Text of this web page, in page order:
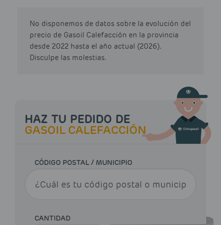
No disponemos de datos sobre la evolución del
precio de Gasoil Calefacción en la provincia
desde 2022 hasta el año actual (2026).
Disculpe las molestias.
HAZ TU PEDIDO DE
GASOIL CALEFACCIÓN
CÓDIGO POSTAL / MUNICIPIO
CANTIDAD